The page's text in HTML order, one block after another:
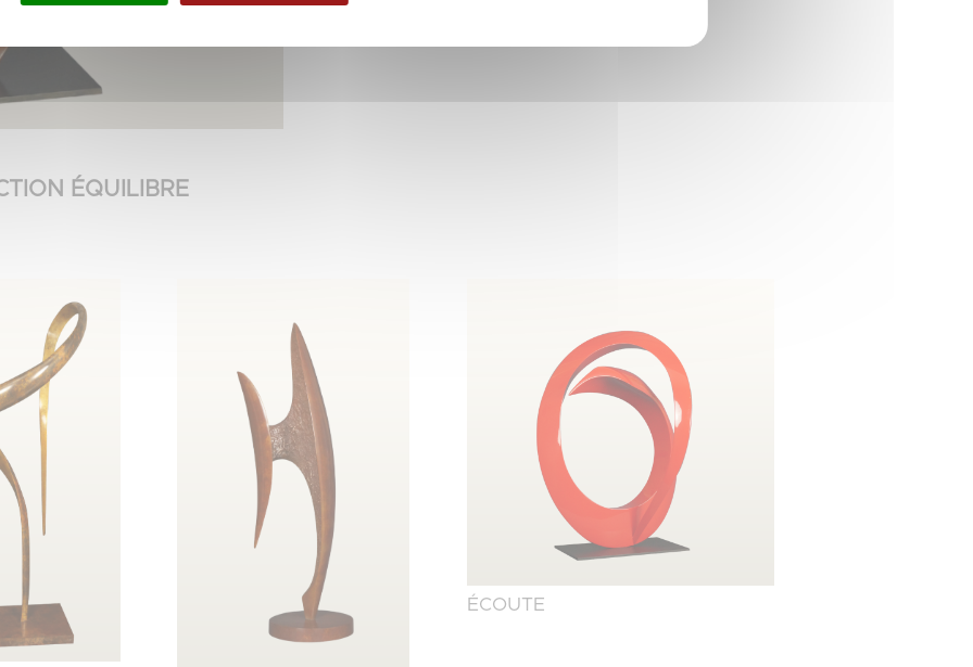
ÉQUILIBRE
ÉCOUTE